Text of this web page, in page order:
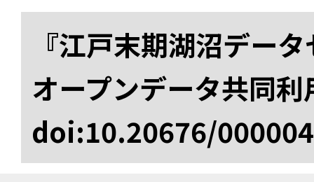
『江戸末期湖沼デー
オープンデータ共同
doi:10.20676/